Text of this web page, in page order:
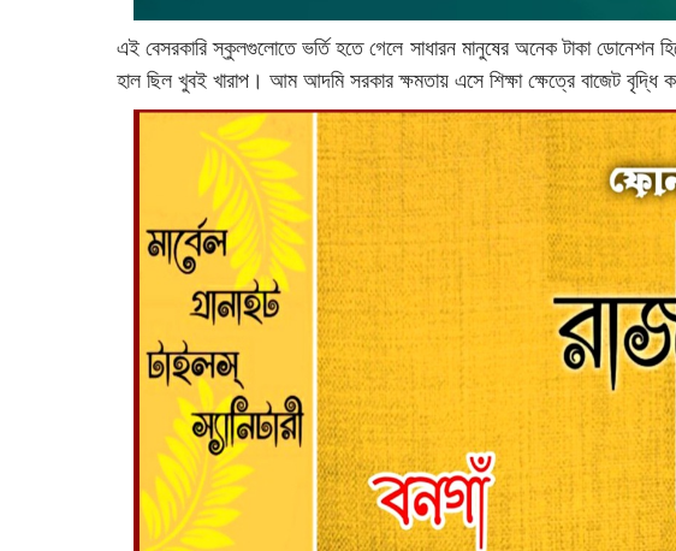
এই বেসরকারি স্কুলগুলোতে ভর্তি হতে গেলে সাধারন মানুষের অনেক টাকা ডোনেশন
হাল ছিল খুবই খারাপ। আম আদমি সরকার ক্ষমতায় এসে শিক্ষা ক্ষেত্রে বাজেট বৃদ্ধি